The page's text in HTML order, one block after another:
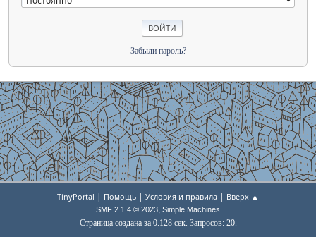
Забыли пароль?
TinyPortal | Помощь | Условия и правила | Вверх ▲
SMF 2.1.4 © 2023, Simple Machines
Страница создана за 0.128 сек. Запросов: 20.